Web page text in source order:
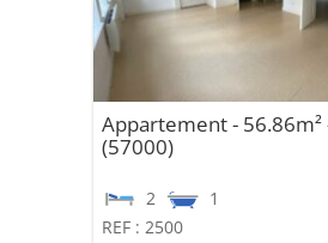
Appartement - 56.86m²
(57000)
2
1
REF : 2500